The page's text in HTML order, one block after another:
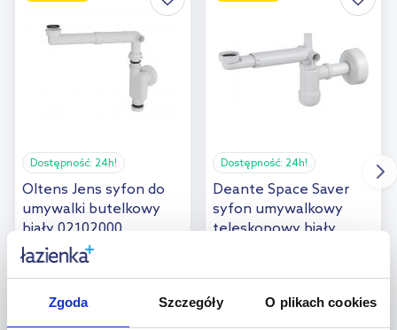
Zgoda Szczegóły O plikach cookies
Dostępność: 24h!
Oltens Jens syfon do
umywalki butelkowy
biały 02102000
Dostępność: 24h!
Deante Space Saver
syfon umywalkowy
teleskopowy biały
99,99zł
(17)